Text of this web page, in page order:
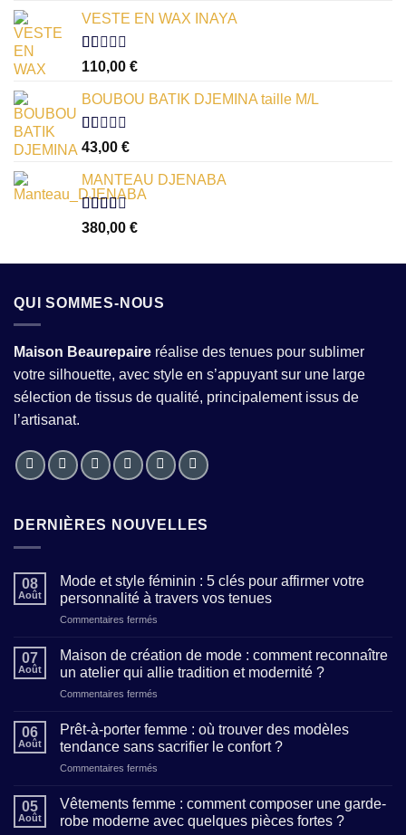
VESTE EN WAX INAYA
Note
sur
5
110,00 €
BOUBOU BATIK DJEMINA taille M/L
Note
1.00
sur
5
43,00 €
MANTEAU DJENABA
Note
380,00 €
QUI SOMMES-NOUS
Maison Beaurepaire réalise des tenues pour sublimer
votre silhouette, avec style en s’appuyant sur une large
sélection de tissus de qualité, principalement issus de
l’artisanat.
DERNIÈRES NOUVELLES
08
Août
Mode et style féminin : 5 clés pour affirmer votre
personnalité à travers vos tenues
Commentaires fermés
et
style
féminin
clés
pour
à
travers
07
Août
Maison de création de mode : comment reconnaître
un atelier qui allie tradition et modernité ?
Commentaires fermés
création
de
comment
reconnaître
06
Août
Prêt-à-porter femme : où trouver des modèles
tendance sans sacrifier le confort ?
Commentaires fermés
femme
05
Août
Vêtements femme : comment composer une garde-
robe moderne avec quelques pièces fortes ?